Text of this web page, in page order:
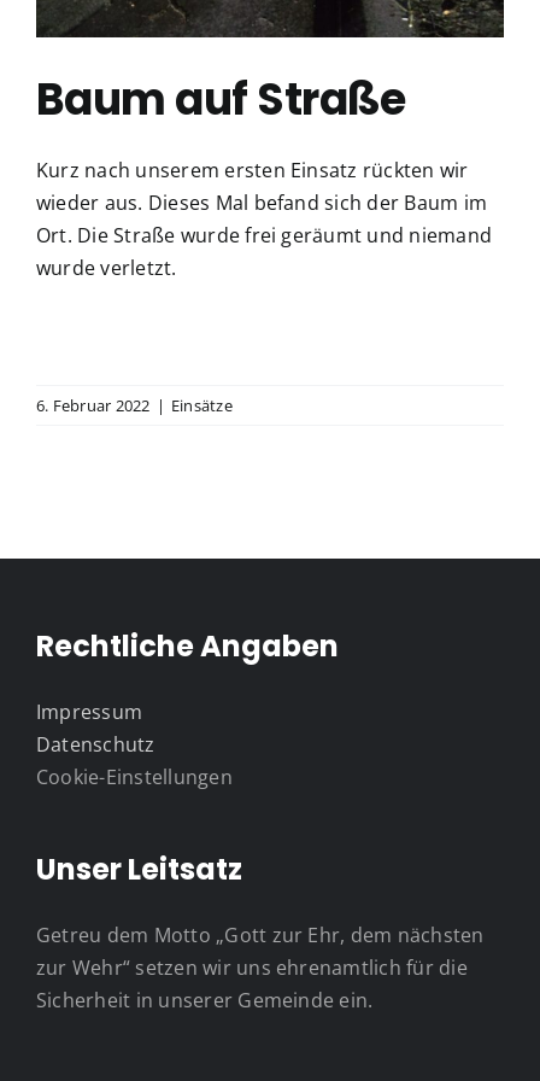
Baum auf Straße
Kurz nach unserem ersten Einsatz rückten wir
wieder aus. Dieses Mal befand sich der Baum im
Ort. Die Straße wurde frei geräumt und niemand
wurde verletzt.
6. Februar 2022 | Einsätze
Rechtliche Angaben
Impressum
Datenschutz
Cookie-Einstellungen
Unser Leitsatz
Getreu dem Motto „Gott zur Ehr, dem nächsten
zur Wehr“ setzen wir uns ehrenamtlich für die
Sicherheit in unserer Gemeinde ein.